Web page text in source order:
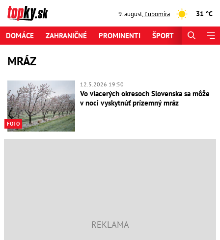
9. august,Ľubomíra 31 °C
DOMÁCE ZAHRANIČNÉ PROMINENTI ŠPORT
MRÁZ
FOTO
12.5.2026 19:50
Vo viacerých okresoch Slovenska sa môže
v noci vyskytnúť prízemný mráz